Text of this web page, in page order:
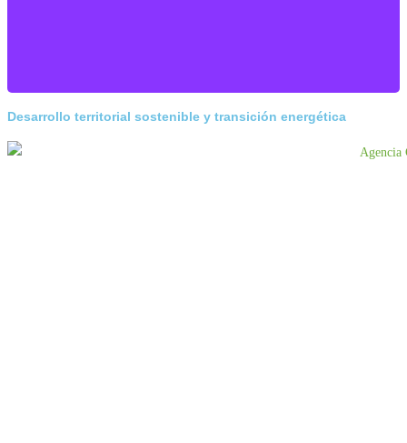
Desarrollo territorial sostenible y transición energética